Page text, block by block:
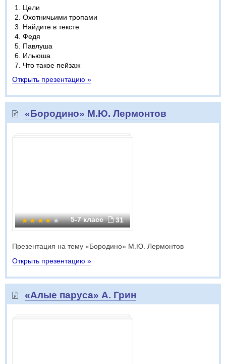
Цели
Охотничьими тропами
Найдите в тексте
Федя
Павлуша
Ильюша
Что такое пейзаж
Открыть презентацию »
«Бородино» М.Ю. Лермонтов
5-7 класс 31
Презентация на тему «Бородино» М.Ю. Лермонтов
Открыть презентацию »
«Алые паруса» А. Грин